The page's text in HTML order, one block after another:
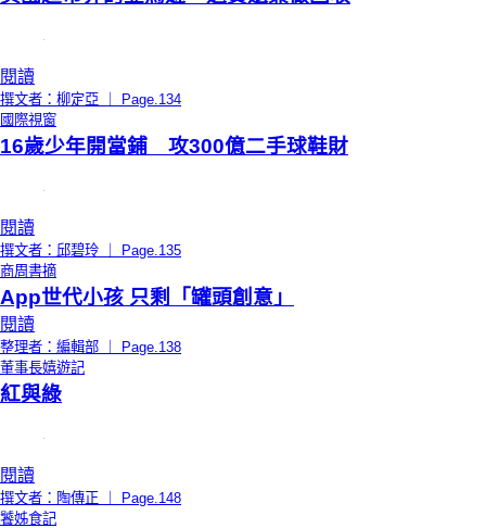
閱讀
撰文者：柳定亞 ｜ Page.134
國際視窗
16歲少年開當鋪 攻300億二手球鞋財
閱讀
撰文者：邱碧玲 ｜ Page.135
商周書摘
App世代小孩 只剩「罐頭創意」
閱讀
整理者：編輯部 ｜ Page.138
董事長嬉遊記
紅與綠
閱讀
撰文者：陶傳正 ｜ Page.148
饕姊食記